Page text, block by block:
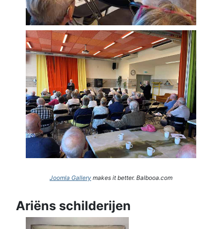
Joomla Gallery makes it better. Balbooa.com
Ariëns schilderijen